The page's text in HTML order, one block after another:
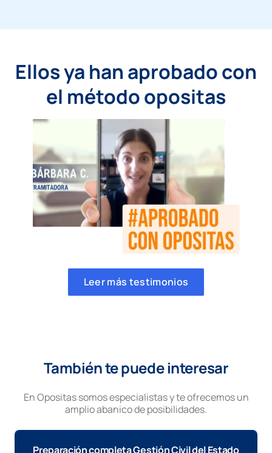
Ellos ya han aprobado con
el método opositas
Leer más testimonios
También te puede interesar
En Opositas somos especialistas y te ofrecemos un
amplio abanico de posibilidades.
Preparación completa Gestión Civil del Estado